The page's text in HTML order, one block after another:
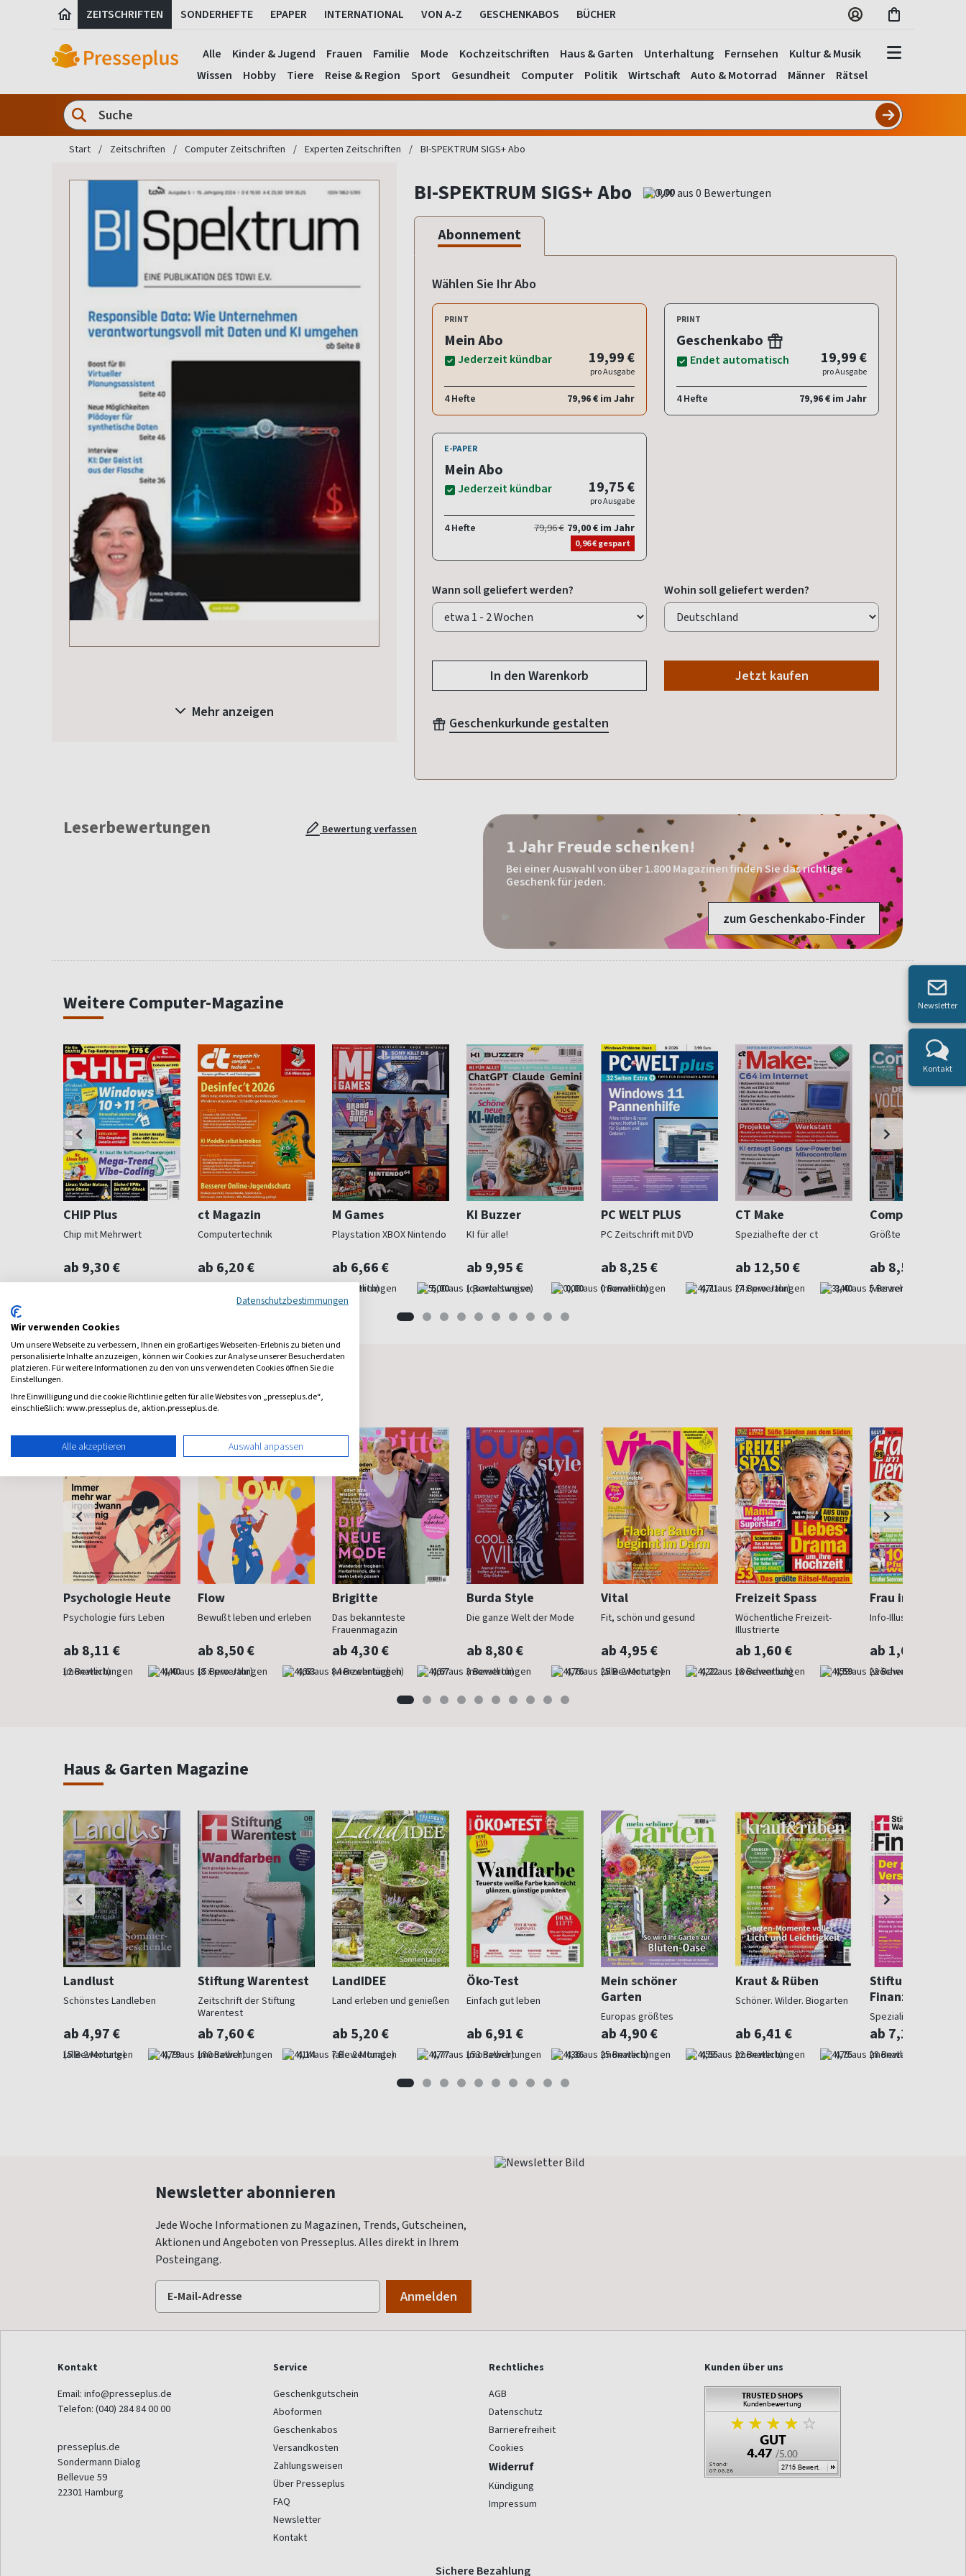
ZEITSCHRIFTEN SONDERHEFTE EPAPER INTERNATIONAL VON A-Z GESCHENKABOS BÜCHER
Alle Kinder & Jugend Frauen Familie Mode Kochzeitschriften Haus & Garten Unterhaltung Fernsehen
Kultur & Musik
Wissen
Hobby Tiere Reise & Region Sport Gesundheit Computer Politik Wirtschaft Auto & Motorrad Männer Rätsel
Start Zeitschriften Computer Zeitschriften Experten Zeitschriften BI-SPEKTRUM SIGS+ Abo
Mehr anzeigen
BI-SPEKTRUM SIGS+ Abo 0,00
Abonnement
Wählen Sie Ihr Abo
PRINT
Mein Abo
Jederzeit kündbar 19,99 €
pro Ausgabe
4 Hefte 79,96 € im Jahr
PRINT
Geschenkabo
Endet automatisch 19,99 €
pro Ausgabe
4 Hefte 79,96 € im Jahr
E-PAPER
Mein Abo
Jederzeit kündbar 19,75 €
pro Ausgabe
4 Hefte 79,96 € 79,00 € im Jahr
0,96 € gespart
Wann soll geliefert werden? Wohin soll geliefert werden?
In den Warenkorb Jetzt kaufen
Geschenkurkunde gestalten
Leserbewertungen Bewertung verfassen
1 Jahr Freude schenken!
Bei einer Auswahl von über 1.800 Magazinen finden Sie das richtige
Geschenk für jeden.
zum Geschenkabo-Finder
Weitere Computer-Magazine
CHIP Plus
Chip mit Mehrwert
ab 9,30 €
ct Magazin
Computertechnik
ab 6,20 €
M Games
Playstation XBOX Nintendo
ab 6,66 €
(monatlich) 5,00
KI Buzzer
KI für alle!
ab 9,95 €
(quartalsweise) 0,00
PC WELT PLUS
PC Zeitschrift mit DVD
ab 8,25 €
(monatlich) 4,71
CT Make
Spezialhefte der ct
ab 12,50 €
(7 x pro Jahr) 3,40
Computer Bild
Größte
ab 8,50 €
(vierzehntäglich)
Psychologie Heute
Psychologie fürs Leben
ab 8,11 €
(monatlich) 4,40
Flow
Bewußt leben und erleben
ab 8,50 €
(8 x pro Jahr) 4,63
Brigitte
Das bekannteste
Frauenmagazin
ab 4,30 €
(vierzehntäglich) 4,67
Burda Style
Die ganze Welt der Mode
ab 8,80 €
(monatlich) 4,76
Vital
Fit, schön und gesund
ab 4,95 €
(alle 2 Monate) 4,22
Freizeit Spass
Wöchentliche Freizeit-
Illustrierte
ab 1,60 €
(wöchentlich) 4,59
Frau im Trend
Info-Illustrierte für
ab 1,60 €
(wöchentlich)
Haus & Garten Magazine
Landlust
Schönstes Landleben
ab 4,97 €
(alle 2 Monate) 4,79
Stiftung Warentest
Zeitschrift der Stiftung
Warentest
ab 7,60 €
(monatlich) 4,14
LandIDEE
Land erleben und genießen
ab 5,20 €
(alle 2 Monate) 4,77
Öko-Test
Einfach gut leben
ab 6,91 €
(monatlich) 4,36
Mein schöner
Garten
Europas größtes
Gartenmagazin
ab 4,90 €
(monatlich) 4,55
Kraut & Rüben
Schöner. Wilder. Biogarten
ab 6,41 €
(monatlich) 4,75
Stiftung
Finanzen
Spezialist in
ab 7,10 €
(monatlich)
Newsletter abonnieren
Jede Woche Informationen zu Magazinen, Trends, Gutscheinen,
Aktionen und Angeboten von Presseplus. Alles direkt in Ihrem
Posteingang.
Kontakt
Email: info@presseplus.de
Telefon: (040) 284 84 00 00
presseplus.de
Sondermann Dialog
Bellevue 59
22301 Hamburg
Service
Geschenkgutschein
Aboformen
Geschenkabos
Versandkosten
Zahlungsweisen
Über Presseplus
FAQ
Newsletter
Kontakt
Rechtliches
AGB
Datenschutz
Barrierefreiheit
Cookies
Widerruf
Kündigung
Impressum
Kunden über uns
Sichere Bezahlung
Newsletter
Kontakt
Datenschutzbestimmungen
Wir verwenden Cookies
Um unsere Webseite zu verbessern, Ihnen ein großartiges Webseiten-Erlebnis zu bieten und
personalisierte Inhalte anzuzeigen, können wir Cookies zur Analyse unserer Besucherdaten
platzieren. Für weitere Informationen zu den von uns verwendeten Cookies öffnen Sie die
Einstellungen.
Ihre Einwilligung und die cookie Richtlinie gelten für alle Websites von „presseplus.de“,
einschließlich: www.presseplus.de, aktion.presseplus.de.
Alle akzeptieren Auswahl anpassen